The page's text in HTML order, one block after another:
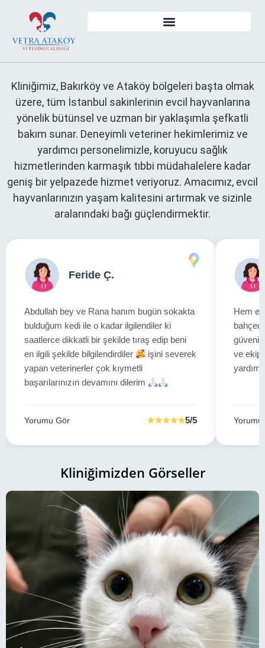
Kliniğimiz, Bakırköy ve Ataköy bölgeleri başta olmak
üzere, tüm İstanbul sakinlerinin evcil hayvanlarına
yönelik bütünsel ve uzman bir yaklaşımla şefkatli
bakım sunar. Deneyimli veteriner hekimlerimiz ve
yardımcı personelimizle, koruyucu sağlık
hizmetlerinden karmaşık tıbbi müdahalelere kadar
geniş bir yelpazede hizmet veriyoruz. Amacımız, evcil
hayvanlarınızın yaşam kalitesini artırmak ve sizinle
aralarındaki bağı güçlendirmektir.
Feride Ç.
Abdullah bey ve Rana hanım bugün sokakta
bulduğum kedi ile o kadar ilgilendiler ki
saatlerce dikkatli bir şekilde tıraş edip beni
en ilgili şekilde bilgilendirdiler
işini severek
yapan veterinerler çok kıymetli
başarılarınızın devamını dilerim
Yorumu Gör ★★★★★5/5
Hem
ve ekip
Yorumu
Kliniğimizden Görseller